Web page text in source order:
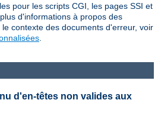
pour les scripts CGI, les pages SSI et
plus d'informations à propos des
contexte des documents d'erreur, voir
d'en-têtes non valides aux